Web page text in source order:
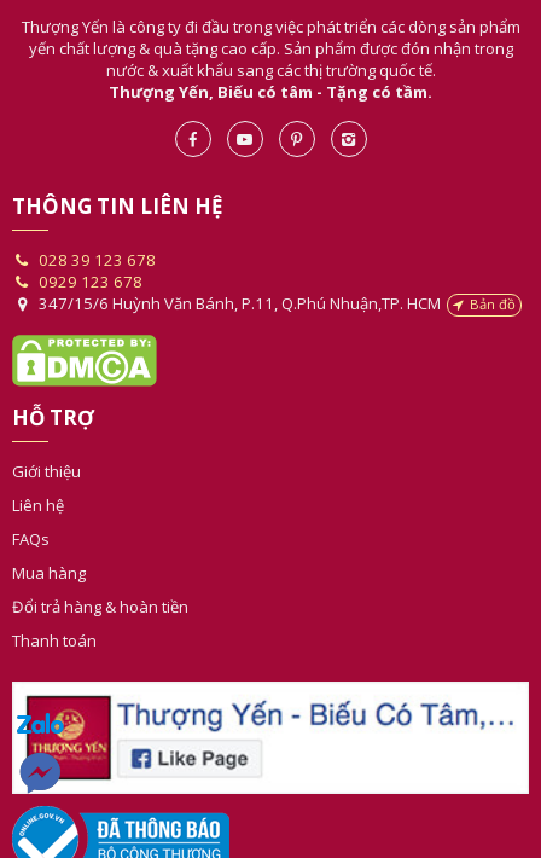
Thượng Yến là công ty đi đầu trong việc phát triển các dòng sản phẩm
yến chất lượng & quà tặng cao cấp. Sản phẩm được đón nhận trong
nước & xuất khẩu sang các thị trường quốc tế.
Thượng Yến, Biếu có tâm - Tặng có tầm.
THÔNG TIN LIÊN HỆ
028 39 123 678
0929 123 678
347/15/6 Huỳnh Văn Bánh, P.11, Q.Phú Nhuận,TP. HCM
Bản đồ
HỖ TRỢ
Giới thiệu
Liên hệ
FAQs
Mua hàng
Đổi trả hàng & hoàn tiền
Thanh toán